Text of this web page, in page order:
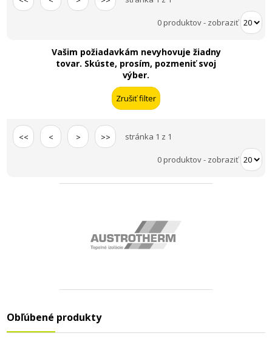
0 produktov- zobraziť
Vašim požiadavkám nevyhovuje žiadny
tovar. Skúste, prosím, pozmeniť svoj
výber.
<< < > >> stránka 1 z 1
0 produktov- zobraziť
Obľúbené produkty